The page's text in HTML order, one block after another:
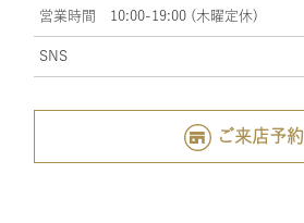
営業時間 10:00-19:00 (木曜定休)
SNS
ご来店予約